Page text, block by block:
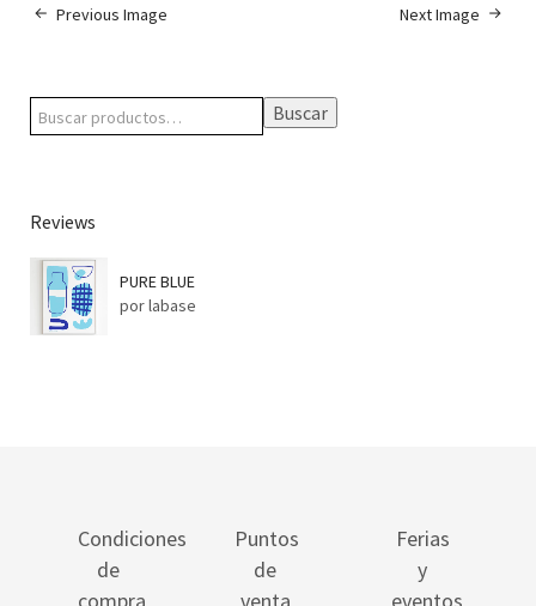
Next Image
Previous Image
Buscar
Reviews
PURE BLUE
por labase
Condiciones
de
Puntos
de
Ferias
y